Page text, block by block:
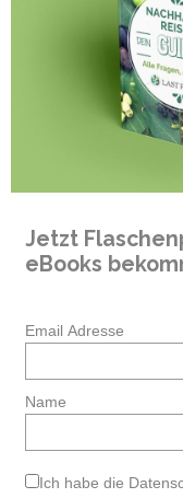
Jetzt
eBooks
Email Adresse
Name
Ich habe die